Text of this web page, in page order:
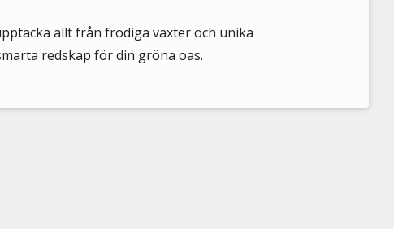
allt från frodiga växter och unika
redskap för din gröna oas.